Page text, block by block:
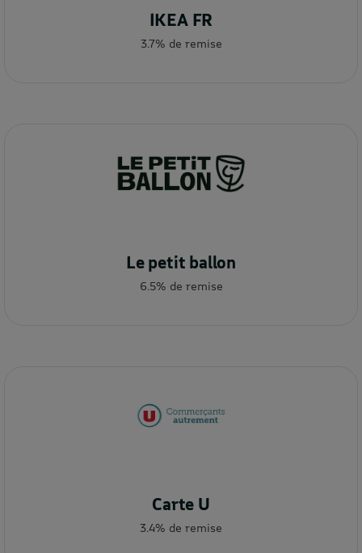
IKEA FR
3.7% de remise
Le petit ballon
6.5% de remise
Carte U
3.4% de remise